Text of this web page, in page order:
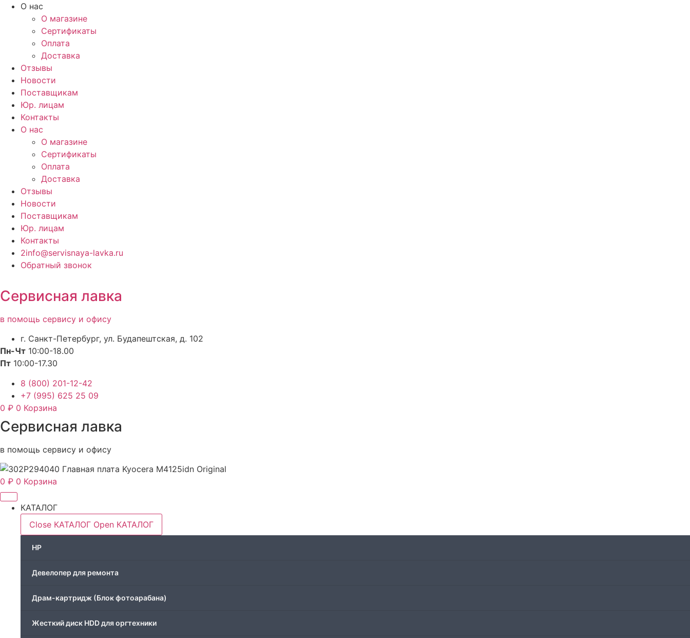
Перейти
содержимому
О нас
О магазине
Сертификаты
Оплата
Доставка
Отзывы
Новости
Поставщикам
Юр. лицам
Контакты
О нас
О магазине
Сертификаты
Оплата
Доставка
Отзывы
Новости
Поставщикам
Юр. лицам
Контакты
2info@servisnaya-lavka.ru
Обратный звонок
Сервисная лавка
в помощь сервису и офису
г. Санкт-Петербург, ул. Будапештская, д. 102
Пн-Чт 10:00-18.00
Пт 10:00-17.30
8 (800) 201-12-42
+7 (995) 625 25 09
0 ₽ 0 Корзина
Сервисная лавка
в помощь сервису и офису
0 ₽ 0 Корзина
КАТАЛОГ
Close КАТАЛОГ Open КАТАЛОГ
HP
Девелопер для ремонта
Драм-картридж (Блок фотоарабана)
Жесткий диск HDD для оргтехники